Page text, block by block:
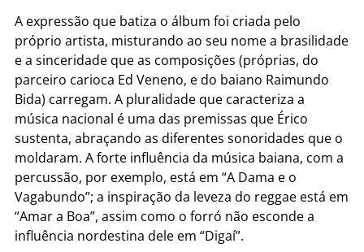
A expressão que batiza o álbum foi criada pelo
próprio artista, misturando ao seu nome a brasilidade
e a sinceridade que as composições (próprias, do
parceiro carioca Ed Veneno, e do baiano Raimundo
Bida) carregam. A pluralidade que caracteriza a
música nacional é uma das premissas que Érico
sustenta, abraçando as diferentes sonoridades que o
moldaram. A forte influência da música baiana, com a
percussão, por exemplo, está em “A Dama e o
Vagabundo”; a inspiração da leveza do reggae está em
“Amar a Boa”, assim como o forró não esconde a
influência nordestina dele em “Digaí”.